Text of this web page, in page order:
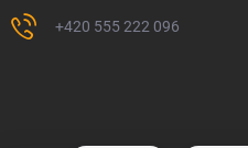
+420 555 222 096